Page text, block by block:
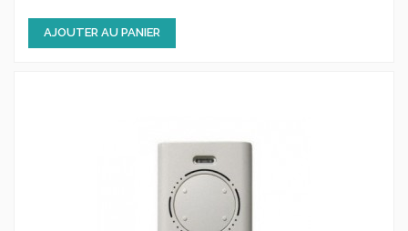
AJOUTER AU PANIER